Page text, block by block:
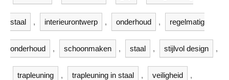
staal , interieurontwerp , onderhoud , regelmatig
onderhoud , schoonmaken , staal , stijlvol design ,
trapleuning , trapleuning in staal , veiligheid ,